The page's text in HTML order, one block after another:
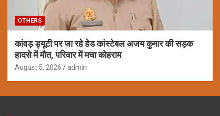
OTHERS
कांवड़ ड्यूटी पर जा रहे हेड कांस्टेबल अजय कुमार की सड़क
हादसे में मौत, परिवार में मचा कोहराम
August 5, 2026 admin